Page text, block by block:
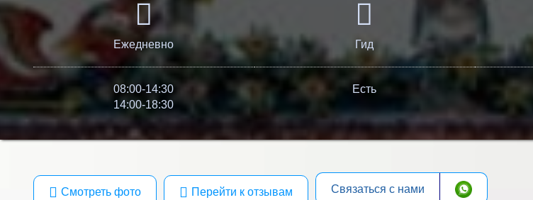
Ежедневно
08:00-14:30
14:00-18:30
Гид
Есть
Смотреть фото Перейти к отзывам Связаться с нами